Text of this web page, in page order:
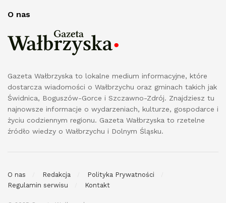
O nas
Gazeta Wałbrzyska to lokalne medium informacyjne, które
dostarcza wiadomości o Wałbrzychu oraz gminach takich jak
Świdnica, Boguszów-Gorce i Szczawno-Zdrój. Znajdziesz tu
najnowsze informacje o wydarzeniach, kulturze, gospodarce i
życiu codziennym regionu. Gazeta Wałbrzyska to rzetelne
źródło wiedzy o Wałbrzychu i Dolnym Śląsku.
O nas Redakcja
Polityka Prywatności
Regulamin serwisu
Kontakt